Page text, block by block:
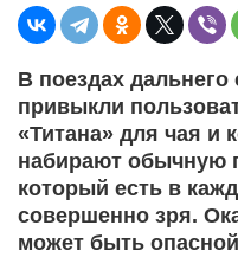
В поездах
привыкли
«Титана» для чая и
набирают обычную
который есть в
совершенно зря.
может быть